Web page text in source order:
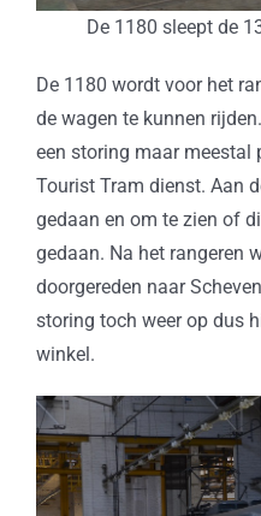
De 1180 sleept de
De 1180 wordt voor het
de wagen te kunnen
een storing maar meestal
Tourist Tram dienst. Aan
gedaan en om te zien of
gedaan. Na het rangeren
doorgereden naar
storing toch weer op dus
winkel.